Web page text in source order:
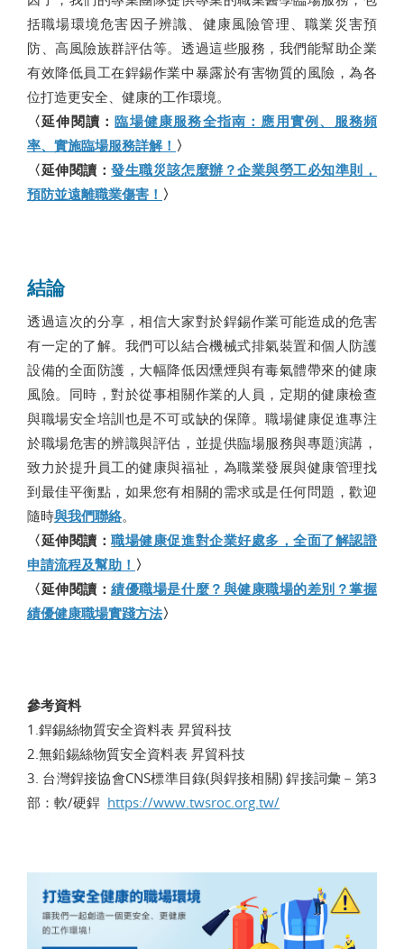
括職場環境危害因子辨識、健康風險管理、職業災害預
防、高風險族群評估等。透過這些服務，我們能幫助企業
有效降低員工在銲錫作業中暴露於有害物質的風險，為各
位打造更安全、健康的工作環境。
〈延伸閱讀：臨場健康服務全指南：應用實例、服務頻
率、實施臨場服務詳解！ 〉
〈延伸閱讀：發生職災該怎麼辦？企業與勞工必知準則，
預防並遠離職業傷害！ 〉
結論
透過這次的分享，相信大家對於銲錫作業可能造成的危害
有一定的了解。我們可以結合機械式排氣裝置和個人防護
設備的全面防護，大幅降低因燻煙與有毒氣體帶來的健康
風險。同時，對於從事相關作業的人員，定期的健康檢查
與職場安全培訓也是不可或缺的保障。職場健康促進專注
於職場危害的辨識與評估，並提供臨場服務與專題演講，
致力於提升員工的健康與福祉，為職業發展與健康管理找
到最佳平衡點，如果您有相關的需求或是任何問題，歡迎
隨時與我們聯絡。
〈延伸閱讀：職場健康促進對企業好處多，全面了解認證
申請流程及幫助！ 〉
〈延伸閱讀：績優職場是什麼？與健康職場的差別？掌握
績優健康職場實踐方法〉
參考資料
1.銲錫絲物質安全資料表 昇貿科技
2.無鉛錫絲物質安全資料表 昇貿科技
3. 台灣銲接協會CNS標準目錄(與銲接相關) 銲接詞彙－第3
部：軟/硬銲 https://www.twsroc.org.tw/